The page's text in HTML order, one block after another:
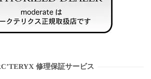
修理保証サービス